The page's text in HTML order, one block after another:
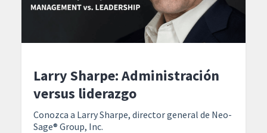
Larry Sharpe: Administración
versus liderazgo
Conozca a Larry Sharpe, director general de Neo-
Sage® Group, Inc.